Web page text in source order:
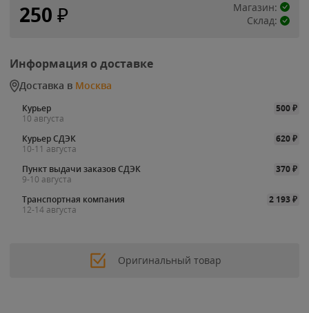
250 ₽
Магазин:
Склад:
Информация о доставке
Доставка в Москва
Курьер 500₽
10 августа
Курьер СДЭК
620₽
10-11 августа
Пункт выдачи заказов СДЭК
370₽
9-10 августа
Транспортная компания
2 193₽
12-14 августа
Оригинальный товар